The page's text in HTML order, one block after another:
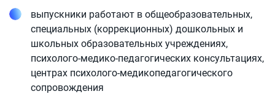
выпускники работают в общеобразовательных,
специальных (коррекционных) дошкольных и
школьных образовательных учреждениях,
психолого-медико-педагогических консультациях,
центрах психолого-медикопедагогического
сопровождения